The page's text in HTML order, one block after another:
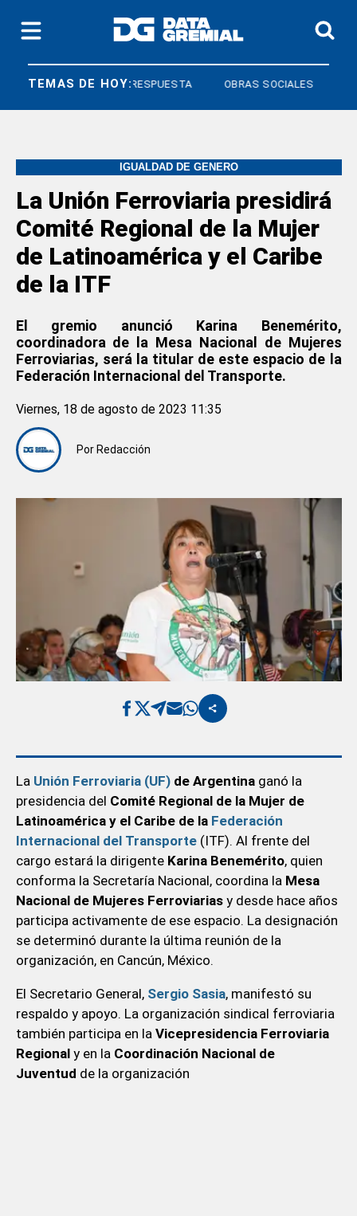
TEMAS DE HOY:
DERECHO A RESPUESTA OBRAS SOCIALES
IGUALDAD DE GENERO
La Unión Ferroviaria presidirá
Comité Regional de la Mujer
de Latinoamérica y el Caribe
de la ITF
El gremio anunció Karina Benemérito,
coordinadora de la Mesa Nacional de Mujeres
Ferroviarias, será la titular de este espacio de la
Federación Internacional del Transporte.
Por Redacción
Viernes, 18 de agosto de 2023 11:35
La Unión Ferroviaria (UF)de Argentina ganó la
presidencia del Comité Regional de la Mujer de
Latinoamérica y el Caribe de la Federación
Internacional del Transporte (ITF). Al frente del
cargo estará la dirigente Karina Benemérito, quien
conforma la Secretaría Nacional, coordina la Mesa
Nacional de Mujeres Ferroviariasy desde hace años
participa activamente de ese espacio. La designación
se determinó durante la última reunión de la
organización, en Cancún, México.
El Secretario General, Sergio Sasia, manifestó su
respaldo y apoyo. La organización sindical ferroviaria
también participa en la Vicepresidencia Ferroviaria
Regionaly en la Coordinación Nacional de
Juventud de la organización